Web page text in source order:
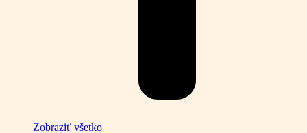
Zobraziť všetko